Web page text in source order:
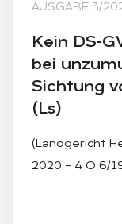
AUSGABE 3/
Kein DS-
bei
Sich­tung
(Ls)
(Landgericht
2020 – 4 O 6/